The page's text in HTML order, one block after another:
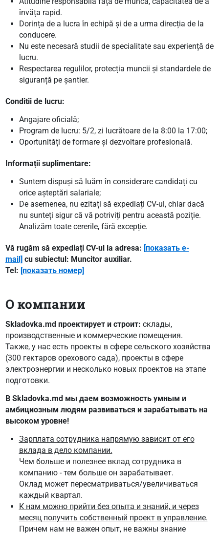
învăța rapid.
Dorința de a lucra în echipă și de a urma direcția de la
conducere.
Nu este necesară studii de specialitate sau experiență de
lucru.
Respectarea regulilor, protecția muncii și standardele de
siguranță pe șantier.
Conditii de lucru:
Angajare oficială;
Program de lucru: 5/2, zi lucrătoare de la 8:00 la 17:00;
Oportunități de formare și dezvoltare profesională.
Informații suplimentare:
Suntem dispuși să luăm în considerare candidați cu
orice așteptări salariale;
De asemenea, nu ezitați să expediați CV-ul, chiar dacă
nu sunteți sigur că vă potriviți pentru această poziție.
Analizăm toate cererile, fără excepție.
Vă rugăm să expediați CV-ul la adresa: [показать e-
mail] cu subiectul: Muncitor auxiliar.
Tel: [показать номер]
О компании
Skladovka.mdпроектирует и строит: склады,
производственные и коммерческие помещения.
Также, у нас есть проекты в сфере сельского хозяйства
(300 гектаров орехового сада), проекты в сфере
электроэнергии и несколько новых проектов на этапе
подготовки.
В Skladovka.mdмы даем возможность умным и
амбициозным людям развиваться и зарабатывать на
высоком уровне!
Зарплата сотрудника напрямую зависит от его
вклада в дело компании.
Чем больше и полезнее вклад сотрудника в
компанию - тем больше он зарабатывает.
Оклад может пересматриваться/увеличиваться
каждый квартал.
К нам можно прийти без опыта и знаний, и через
месяц получить собственный проект в управление.
Причем нам не важен опыт, не важны знание